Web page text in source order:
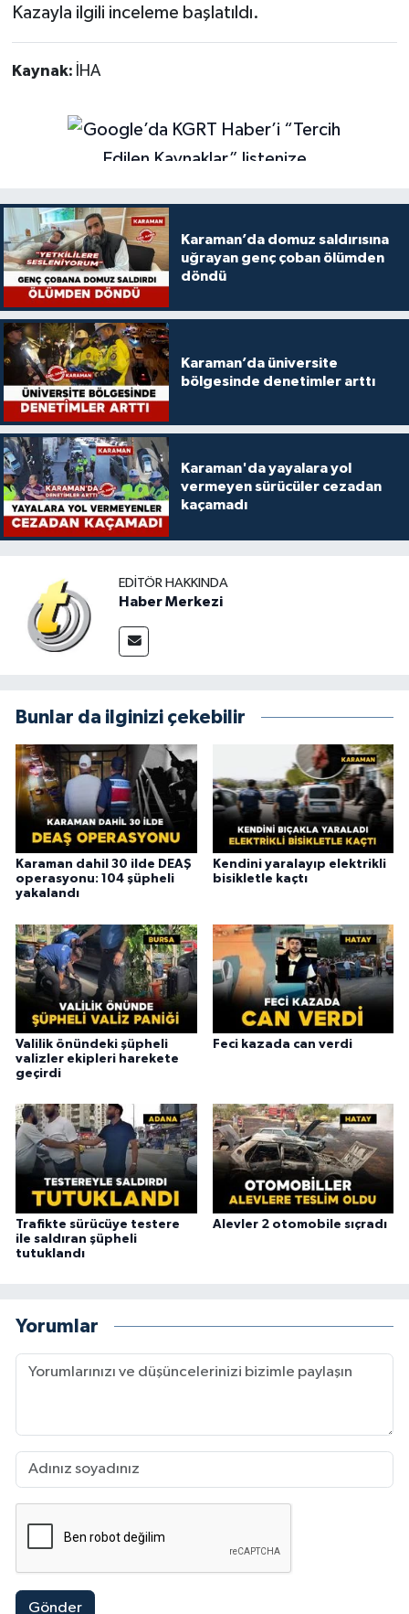
Kazayla ilgili inceleme başlatıldı.
Kaynak: İHA
Karaman’da domuz saldırısına
uğrayan genç çoban ölümden
döndü
Karaman’da üniversite
bölgesinde denetimler arttı
Karaman'da yayalara yol
vermeyen sürücüler cezadan
kaçamadı
EDITÖR HAKKINDA
Haber Merkezi
Bunlar da ilginizi çekebilir
Karaman dahil 30 ilde DEAŞ
operasyonu: 104 şüpheli
yakalandı
Kendini yaralayıp elektrikli
bisikletle kaçtı
Valilik önündeki şüpheli
valizler ekipleri harekete
geçirdi
Feci kazada can verdi
Trafikte sürücüye testere
ile saldıran şüpheli
tutuklandı
Alevler 2 otomobile sıçradı
Yorumlar
Gönder